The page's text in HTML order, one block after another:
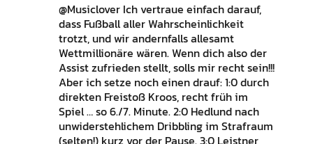
@Musiclover Ich vertraue einfach darauf,
dass Fußball aller Wahrscheinlichkeit
trotzt, und wir andernfalls allesamt
Wettmillionäre wären. Wenn dich also der
Assist zufrieden stellt, solls mir recht sein!!!
Aber ich setze noch einen drauf: 1:0 durch
direkten Freistoß Kroos, recht früh im
Spiel … so 6./7. Minute. 2:0 Hedlund nach
unwiderstehlichem Dribbling im Strafraum
(selten!) kurz vor der Pause. 3:0 Leistner